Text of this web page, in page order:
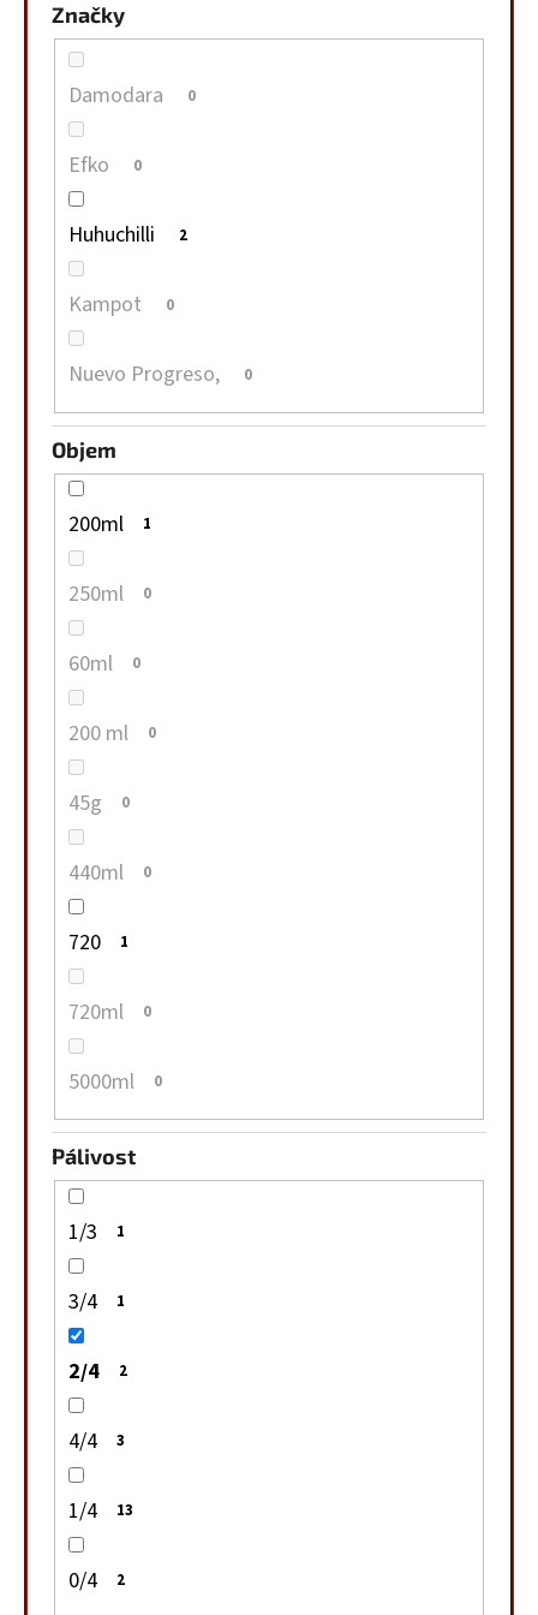
Značky
Damodara 0
Efko 0
Huhuchilli 2
Kampot 0
Nuevo Progreso, 0
Objem
200ml 1
250ml 0
60ml 0
200 ml 0
45g 0
440ml 0
720 1
720ml 0
5000ml 0
Pálivost
1/3 1
3/4 1
2/4 2
4/4 3
1/4 13
0/4 2